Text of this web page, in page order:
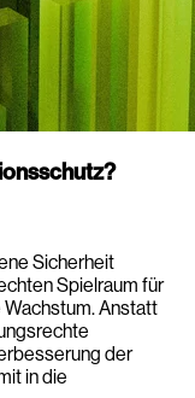
Sicherheit
Spielraum für
Anstatt
der
in die